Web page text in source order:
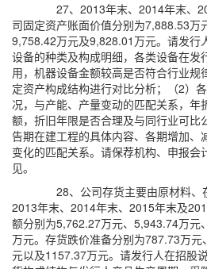
27、2013年末、2014年末、
司固定资产账面价值分别为7,888.53万
9,758.42万元及9,828.01万元。请发行
设备的种类及构成明细，各类设备在发
用，机器设备金额较高是否符合行业规
定资产构成结构进行对比分析；（2）
况，与产能、产量变动的匹配关系，年
额，折旧年限是否合理及与同行业可比
告期在建工程的具体内容、各期增加、
变化的匹配关系。请保荐机构、申报会
见。
28、公司存货主要由原材料、
2013年末、2014年末、2015年末及
额分别为5,762.27万元、5,943.74万元
万元。存货跌价准备分别为787.73万
元以及1157.37万元。请发行人在招股